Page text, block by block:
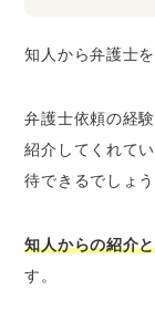
知人から弁護士
弁護士依頼の経
紹介してくれて
待できるでしょう
知人からの紹介
す。